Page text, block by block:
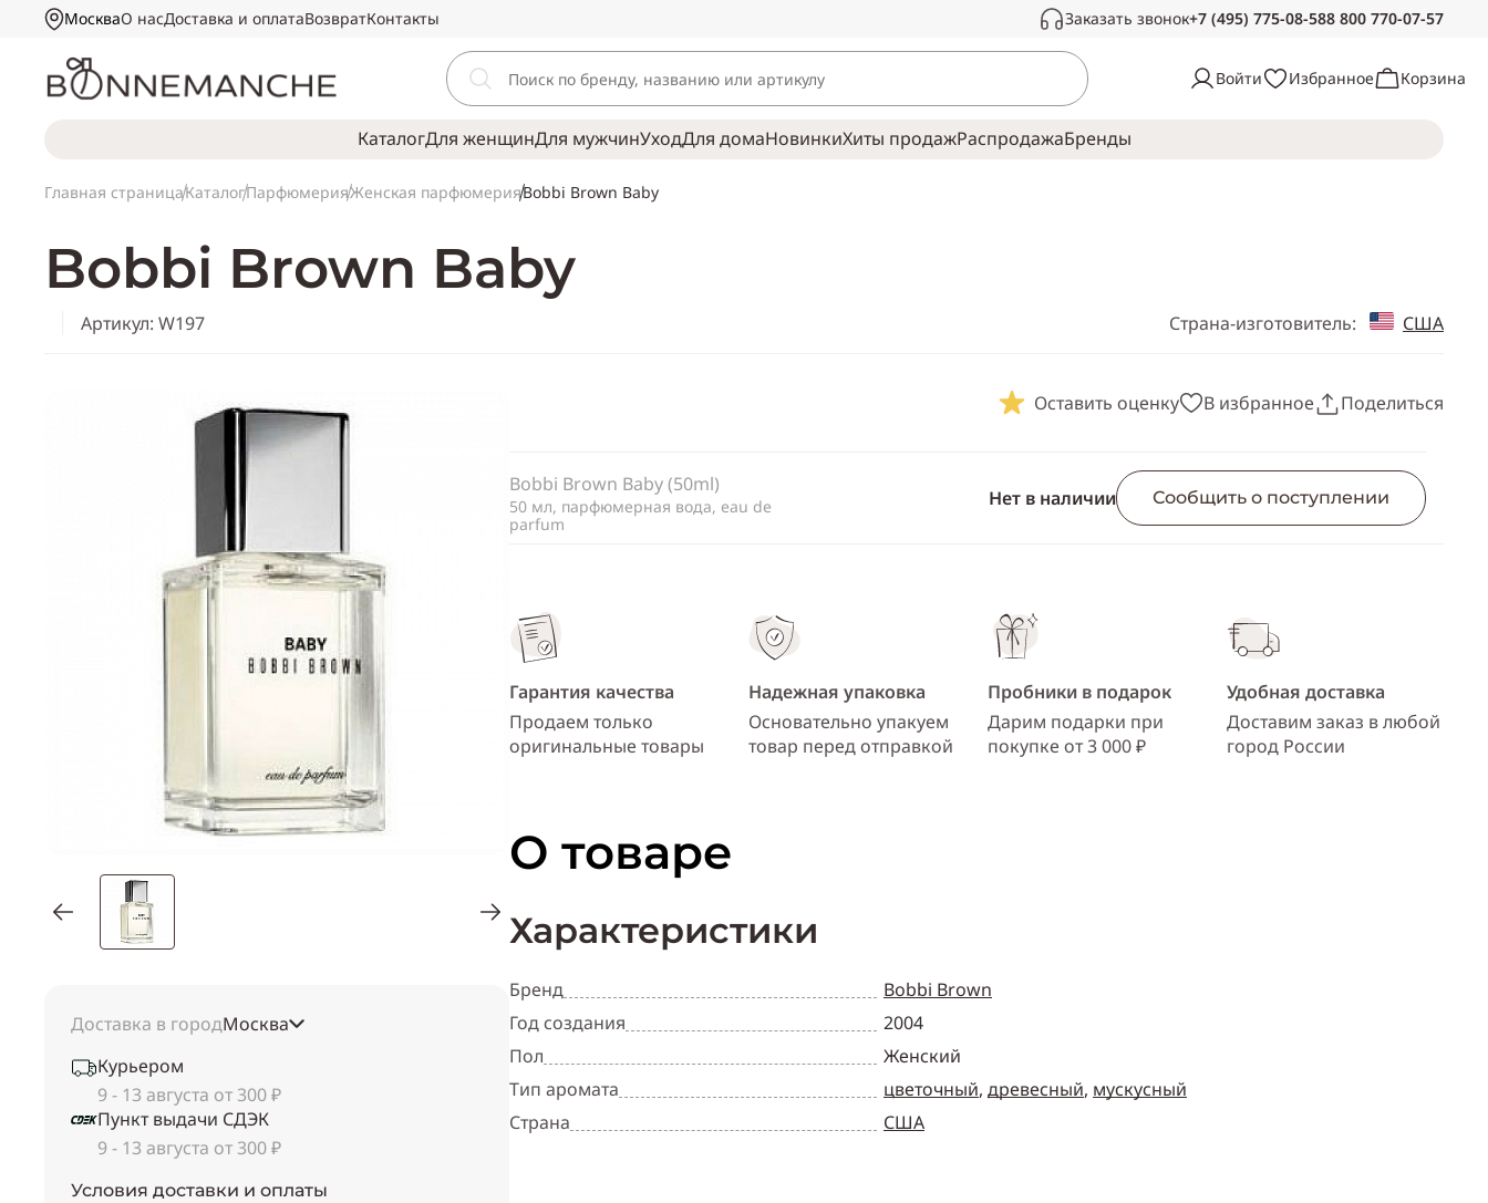
МоскваО насДоставка и оплатаВозвратКонтакты Заказать звонок+7 (495) 775-08-588 800 770-07-57
Связаться с нами
ответим на ваши вопросы
Войти Избранное Корзина
КаталогДля женщинДля мужчинУходДля домаНовинкиХиты продажРаспродажаБрeнды
Главная страницаКаталогПарфюмерияЖенская парфюмерияBobbi Brown Baby
Bobbi Brown Baby
Артикул: W197 Страна-изготовитель: США
Доставка в городМосква
Курьером
9 - 13 августа от 300 ₽
Пункт выдачи СДЭК
9 - 13 августа от 300 ₽
Условия доставки и оплаты
Оставить оценку В избранное Поделиться
Скопировать
ссылку
Одноклассники
Bobbi Brown Baby (50ml)
50 мл, парфюмерная вода, eau de
parfum
Нет в наличии Сообщить о поступлении
Гарантия качества
Продаем только
оригинальные товары
Надежная упаковка
Основательно упакуем
товар перед отправкой
Пробники в подарок
Дарим подарки при
покупке от 3 000 ₽
Удобная доставка
Доставим заказ в любой
город России
О товаре
Характеристики
Бренд
Год создания
Пол
Тип аромата
Страна
Bobbi Brown
2004
Женский
цветочный, древесный, мускусный
США